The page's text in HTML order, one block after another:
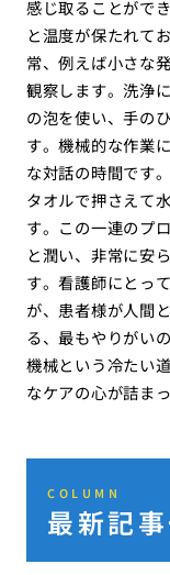
感じ取ることがで
と温度が保たれて
常、例えば小さな
観察します。洗浄
の泡を使い、手の
す。機械的な作業
な対話の時間です
タオルで押さえて
す。この一連のプ
と潤い、非常に安
す。看護師にとっ
が、患者様が人間
る、最もやりがい
機械という冷たい
なケアの心が詰ま
COLUMN
最新記